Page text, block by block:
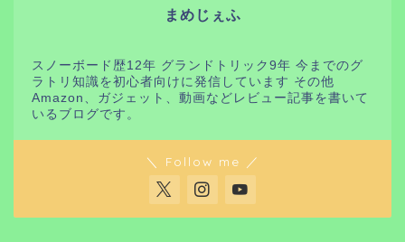
まめじぇふ
スノーボード歴12年 グランドトリック9年 今までのグ
ラトリ知識を初心者向けに発信しています その他
Amazon、ガジェット、動画などレビュー記事を書いて
いるブログです。
＼ Follow me ／